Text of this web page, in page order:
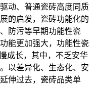
动、普通瓷砖高度同质
的启发，瓷砖功能化的
防污等早期功能性瓷
能更加强大，功能性瓷
成长，其中，不乏安华
以差异化、生态化、安
伸过去，瓷砖品类单